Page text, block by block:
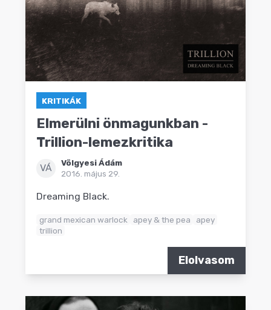
KRITIKÁK
Elmerülni önmagunkban -
Trillion-lemezkritika
VÁ
Völgyesi Ádám
2016. május 29.
Dreaming Black.
grand mexican warlock apey & the pea
apey
trillion
Elolvasom